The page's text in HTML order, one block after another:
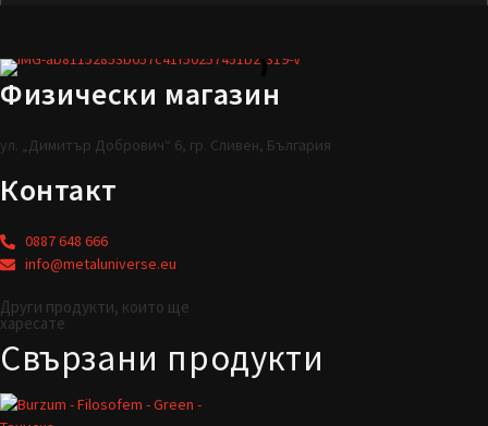
Физически магазин
ул. „Димитър Добрович“ 6, гр. Сливен, България
Контакт
0887 648 666
info@metaluniverse.eu
Други продукти, които ще
харесате
Свързани продукти